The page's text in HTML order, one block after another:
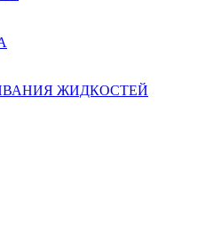
ЖИДКОСТЕЙ